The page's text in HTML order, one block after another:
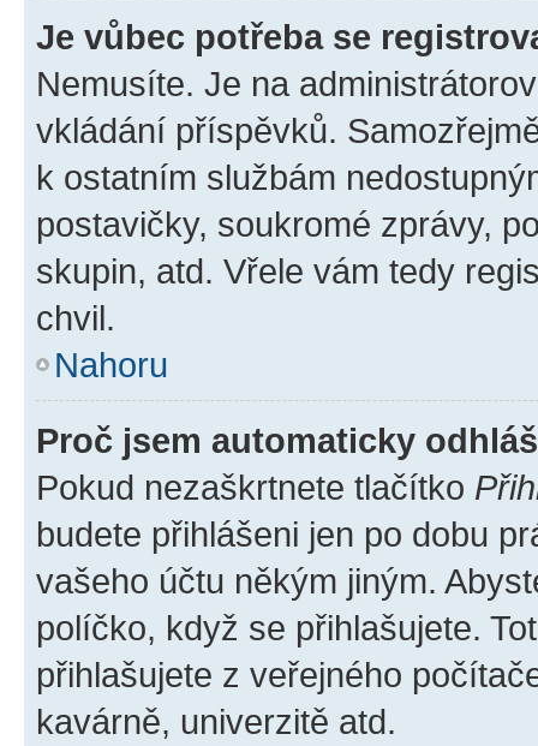
Je vůbec potřeba se
Nemusíte. Je na
vkládání příspěvků.
k ostatním službám
postavičky, soukromé zprávy,
skupin, atd. Vřele vám tedy
chvil.
Nahoru
Proč jsem automaticky
Pokud nezaškrtnete tlačítko
budete přihlášeni jen po dobu
vašeho účtu někým jiným.
políčko, když se přihlašujete.
přihlašujete z veřejného
kavárně, univerzitě atd.